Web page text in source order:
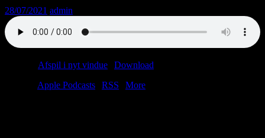
28/07/2021 admin
Afspil i nyt vindue Download
Apple Podcasts RSS
More